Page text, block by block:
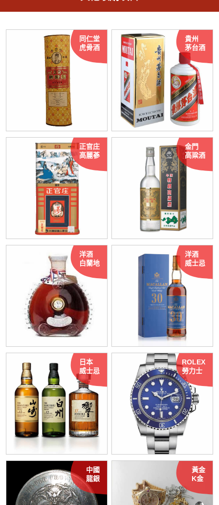
同仁堂
虎骨酒
貴州
茅台酒
正官庄
高麗蔘
金門
高粱酒
洋酒
白蘭地
洋酒
威士忌
日本
威士忌
ROLEX
勞力士
中國
龍銀
黃金
K金